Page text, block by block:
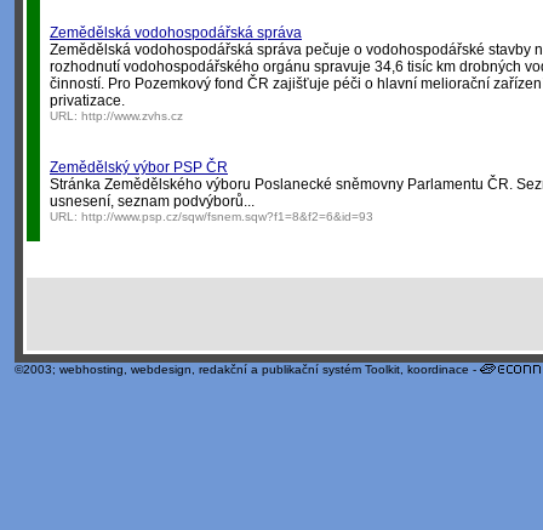
Zemědělská vodohospodářská správa
Zemědělská vodohospodářská správa pečuje o vodohospodářské stavby
rozhodnutí vodohospodářského orgánu spravuje 34,6 tisíc km drobných
činností. Pro Pozemkový fond ČR zajišťuje péči o hlavní meliorační
privatizace.
URL: http://www.zvhs.cz
Zemědělský výbor PSP ČR
Stránka Zemědělského výboru Poslanecké sněmovny Parlamentu ČR.
usnesení, seznam podvýborů...
URL: http://www.psp.cz/sqw/fsnem.sqw?f1=8&f2=6&id=93
©2003; webhosting webdesign redakční a publikační systém Toolkit , koordinace -